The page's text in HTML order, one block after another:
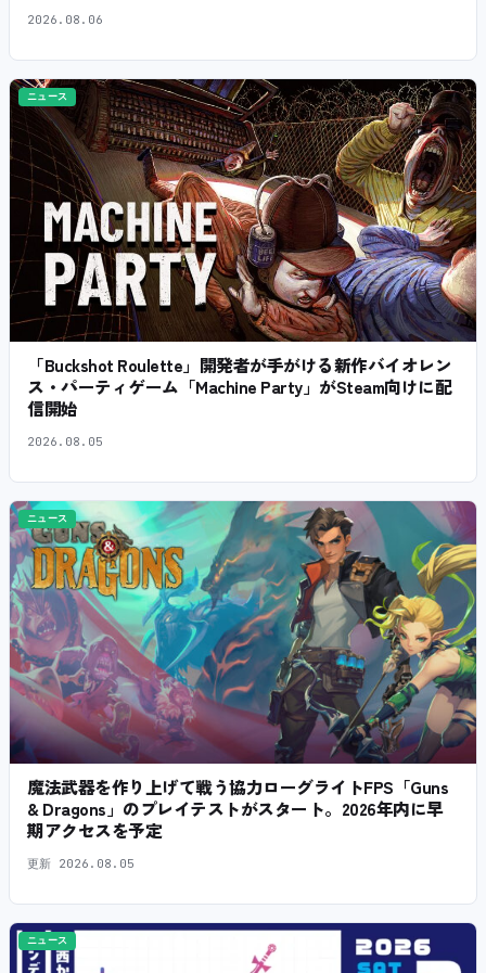
2026.08.06
ニュース
「Buckshot Roulette」開発者が手がける新作バイオレン
ス・パーティゲーム「Machine Party」がSteam向けに配
信開始
2026.08.05
ニュース
魔法武器を作り上げて戦う協力ローグライトFPS「Guns
& Dragons」のプレイテストがスタート。2026年内に早
期アクセスを予定
更新 2026.08.05
ニュース